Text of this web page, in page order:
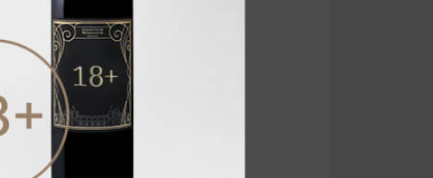
красное сухое вино
Роджера Вайса – Иеронима,
В то время Нюрберг являлся
Hieronimus 2011 года отражает
винограда - Мальбек и Мерло,
специй. Это вино следует